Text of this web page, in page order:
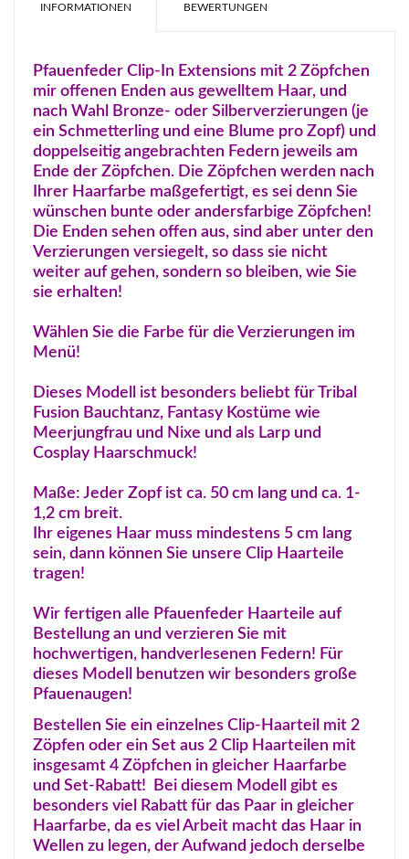
INFORMATIONEN BEWERTUNGEN
Pfauenfeder Clip-In Extensions mit 2 Zöpfchen
mir offenen Enden aus gewelltem Haar, und
nach Wahl Bronze- oder Silberverzierungen (je
ein Schmetterling und eine Blume pro Zopf) und
doppelseitig angebrachten Federn jeweils am
Ende der Zöpfchen. Die Zöpfchen werden nach
Ihrer Haarfarbe maßgefertigt, es sei denn Sie
wünschen bunte oder andersfarbige Zöpfchen!
Die Enden sehen offen aus, sind aber unter den
Verzierungen versiegelt, so dass sie nicht
weiter auf gehen, sondern so bleiben, wie Sie
sie erhalten!
Wählen Sie die Farbe für die Verzierungen im
Menü!
Dieses Modell ist besonders beliebt für Tribal
Fusion Bauchtanz, Fantasy Kostüme wie
Meerjungfrau und Nixe und als Larp und
Cosplay Haarschmuck!
Maße: Jeder Zopf ist ca. 50 cm lang und ca. 1-
1,2 cm breit.
Ihr eigenes Haar muss mindestens 5 cm lang
sein, dann können Sie unsere Clip Haarteile
tragen!
Wir fertigen alle Pfauenfeder Haarteile auf
Bestellung an und verzieren Sie mit
hochwertigen, handverlesenen Federn! Für
dieses Modell benutzen wir besonders große
Pfauenaugen!
Bestellen Sie ein einzelnes Clip-Haarteil mit 2
Zöpfen oder ein Set aus 2 Clip Haarteilen mit
insgesamt 4 Zöpfchen in gleicher Haarfarbe
und Set-Rabatt! Bei diesem Modell gibt es
besonders viel Rabatt für das Paar in gleicher
Haarfarbe, da es viel Arbeit macht das Haar in
Wellen zu legen, der Aufwand jedoch derselbe